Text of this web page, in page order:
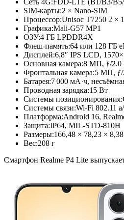
Сеть 4G:FDD-LTE (B1/B3/B5/
SIM-карты:2 × Nano-SIM
Процессор:Unisoc T7250 2 ×
Графика:Mali-G57 MP1
ОЗУ:4 ГБ LPDDR4X
Флеш-память:64 или 128 ГБ
Дисплей:6,8″ IPS LCD,
Основная камера:8 МП, ƒ/2.0
Фронтальная камера:5 МП, ƒ/
Батарея:7 000 мА·ч,
Проводная зарядка:15 Вт
Системы позиционирования:
Системы связи:Wi-Fi 802.11
Платформа:Android 16,
Защита:IP64, MIL-STD-810H
Размеры:166,48 × 78,23 ×
Вес:208 г
Смартфон Realme P4 Lite